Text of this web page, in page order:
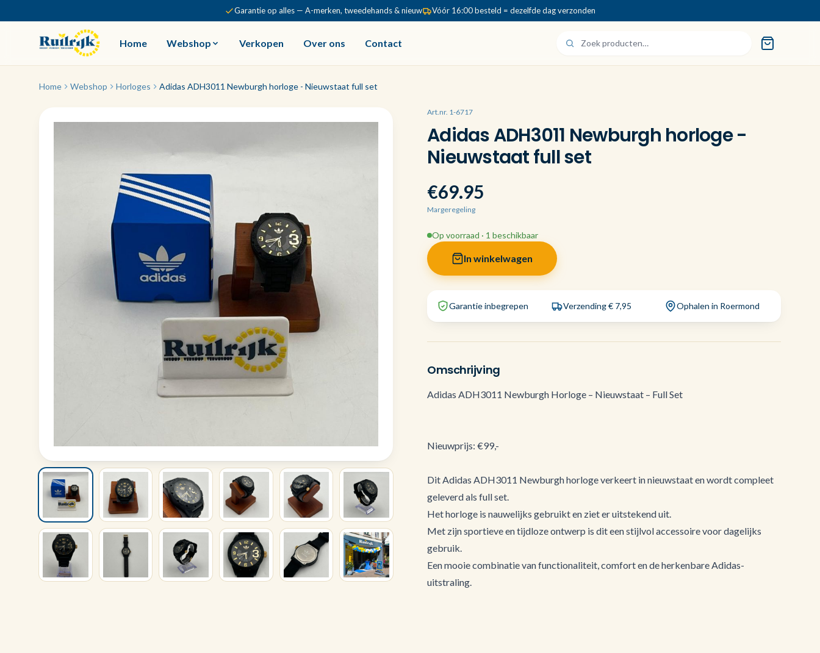
Garantie op alles — A-merken, tweedehands & nieuw Vóór 16:00 besteld = dezelfde dag verzonden
Home Webshop Verkopen Over ons Contact
Home Webshop Horloges Adidas ADH3011 Newburgh horloge - Nieuwstaat full set
Art.nr. 1-6717
Adidas ADH3011 Newburgh horloge -
Nieuwstaat full set
€69.95
Margeregeling
Op voorraad · 1 beschikbaar
In winkelwagen
Garantie inbegrepen Verzending € 7,95 Ophalen in Roermond
Omschrijving
Adidas ADH3011 Newburgh Horloge – Nieuwstaat – Full Set
Nieuwprijs: €99,-
Dit Adidas ADH3011 Newburgh horloge verkeert in nieuwstaat en wordt compleet
geleverd als full set.
Het horloge is nauwelijks gebruikt en ziet er uitstekend uit.
Met zijn sportieve en tijdloze ontwerp is dit een stijlvol accessoire voor dagelijks
gebruik.
Een mooie combinatie van functionaliteit, comfort en de herkenbare Adidas-
uitstraling.